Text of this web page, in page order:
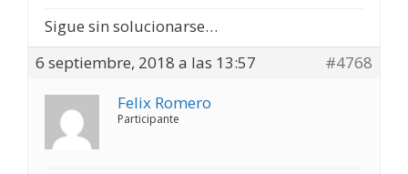
Sigue sin solucionarse…
6 septiembre, 2018 a las 13:57
#4768
Felix Romero
Participante